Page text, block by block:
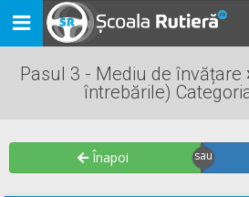
Toggle
navigation
Pasul 3 - Mediu de învățare
întrebările)
Înapoi